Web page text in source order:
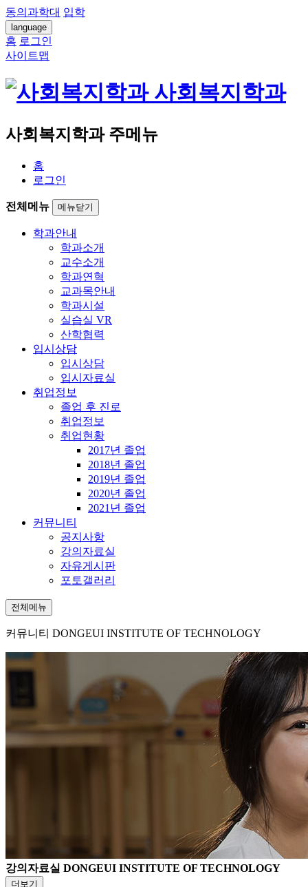
동의과학대 입학
language
홈 로그인
사이트맵
사회복지학과
사회복지학과 주메뉴
홈
로그인
전체메뉴 메뉴닫기
학과안내
학과소개
교수소개
학과연혁
교과목안내
학과시설
실습실 VR
산학협력
입시상담
입시상담
입시자료실
취업정보
졸업 후 진로
취업정보
취업현황
2017년 졸업
2018년 졸업
2019년 졸업
2020년 졸업
2021년 졸업
커뮤니티
공지사항
강의자료실
자유게시판
포토갤러리
전체메뉴
커뮤니티 DONGEUI INSTITUTE OF TECHNOLOGY
강의자료실 DONGEUI INSTITUTE OF TECHNOLOGY
더보기